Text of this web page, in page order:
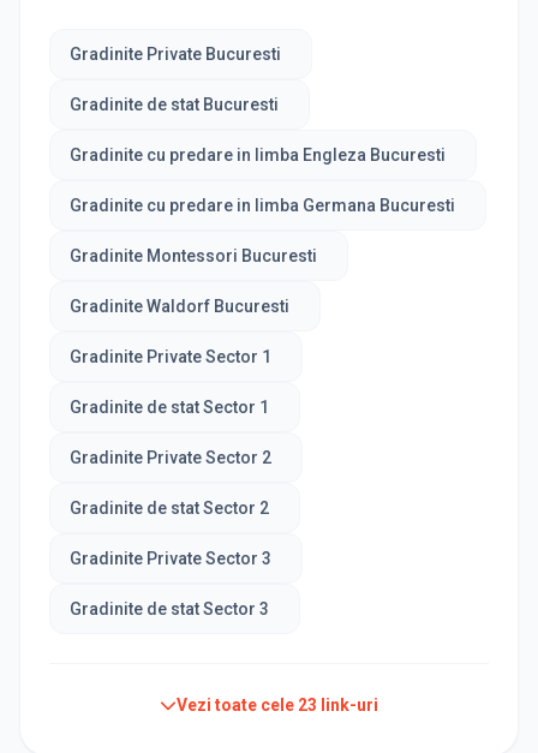
Gradinite Private Bucuresti
Gradinite de stat Bucuresti
Gradinite cu predare in limba Engleza Bucuresti
Gradinite cu predare in limba Germana Bucuresti
Gradinite Montessori Bucuresti
Gradinite Waldorf Bucuresti
Gradinite Private Sector 1
Gradinite de stat Sector 1
Gradinite Private Sector 2
Gradinite de stat Sector 2
Gradinite Private Sector 3
Gradinite de stat Sector 3
Vezi toate cele 23 link-uri